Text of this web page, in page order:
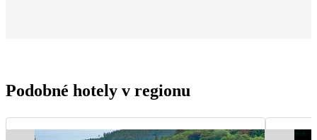
Podobné hotely v regionu